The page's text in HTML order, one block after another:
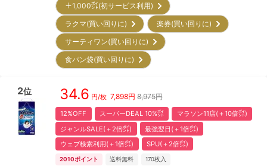
＋1,000㌽(初サービス利用)
ラクマ(買い回りに)
楽券(買い回りに)
サーティワン(買い回りに)
食パン袋(買い回りに)
2位 34.6 円/枚 7,898円 8,975円
12%OFF スーパーDEAL 10%㌽
マラソン11店(＋10倍㌽)
ジャンルSALE(＋2倍㌽)
最強翌日(＋1倍㌽)
ウェブ検索利用(＋1倍㌽)
SPU(＋2倍㌽)
2010ポイント 送料無料 170枚入